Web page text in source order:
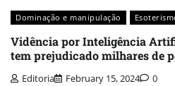
Dominação e manipulação
Vidência por Inteligência
tem prejudicado milhares de
Editoria February 15, 2024 0